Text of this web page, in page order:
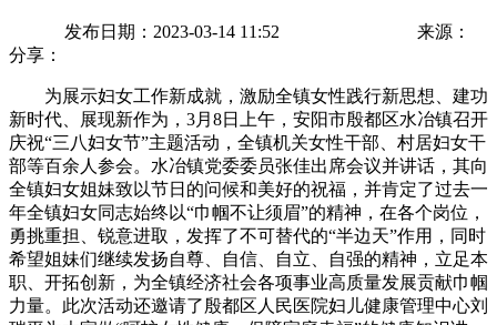
发布日期：2023-03-14 11:52
来源：
分享：
为展示妇女工作新成就，激励全镇女性践行新思想、建功
新时代、展现新作为，3月8日上午，安阳市殷都区水冶镇召开
庆祝“三八妇女节”主题活动，全镇机关女性干部、村居妇女干
部等百余人参会。水冶镇党委委员张佳出席会议并讲话，其向
全镇妇女姐妹致以节日的问候和美好的祝福，并肯定了过去一
年全镇妇女同志始终以“巾帼不让须眉”的精神，在各个岗位，
勇挑重担、锐意进取，发挥了不可替代的“半边天”作用，同时
希望姐妹们继续发扬自尊、自信、自立、自强的精神，立足本
职、开拓创新，为全镇经济社会各项事业高质量发展贡献巾帼
力量。此次活动还邀请了殷都区人民医院妇儿健康管理中心刘